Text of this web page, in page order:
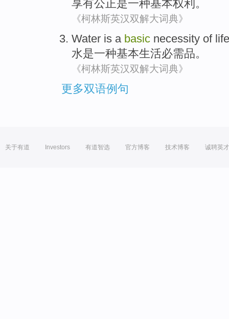
享有公正是一种基本权利 。
《柯林斯英汉双解大词典》
Water is a basic necessity of life
水是一种基本生活必需品。
《柯林斯英汉双解大词典》
更多双语例句
关于有道 Investors 有道智选 官方博客 技术博客 诚聘英才